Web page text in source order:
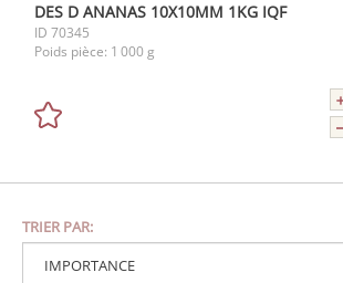
DES D ANANAS 10X10MM 1KG IQF
ID 70345
Poids pièce: 1 000 g
TRIER PAR: